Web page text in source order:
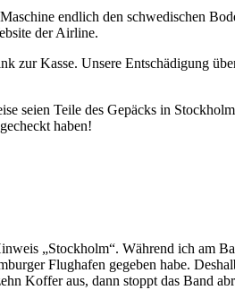
endlich den schwedischen
der Airline.
zur Kasse. Unsere Entschädigung
seien Teile des Gepäcks in
haben!
„Stockholm“. Während ich am
Flughafen gegeben habe.
Koffer aus, dann stoppt das Band